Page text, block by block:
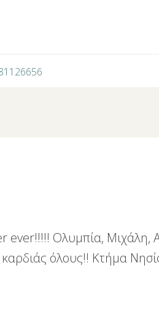
Ολυμπία, Μιχάλη,
όλους!! Κτήμα